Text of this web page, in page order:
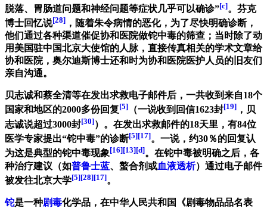
脱落、胃肠道问题和神经问题等症状几乎可以确诊”[c]。芬克
博士回忆说[28] ，随着朱令病情的恶化，为了尽快明确诊断，
他们通过各种渠道催促协和医院做铊中毒的筛查；当时除了动
用美国驻中国北京大使馆的人脉，直接传真相关的学术文章给
协和医院，奥尔迪斯博士还和时为协和医院医护人员的旧友们
亲自沟通。
贝志诚和蔡全清等在发出求救电子邮件后，一共收到来自18个
国家和地区的2000多份回复[5] （一说收到回信1623封[19] ，贝
志诚说超过3000封[30]）。在发出求救邮件的18天里，有84位
医学专家提出“铊中毒”的诊断[5][17]。一说，约30％的回复认
为这是典型的铊中毒现象[16][13][d]。在铊中毒被明确之后，各
种治疗建议（如普鲁士蓝、螯合剂或血液透析）通过电子邮件
被发往北京大学[5][28][17]。
铊是一种剧毒化学品，在中华人民共和国《剧毒物品品名表